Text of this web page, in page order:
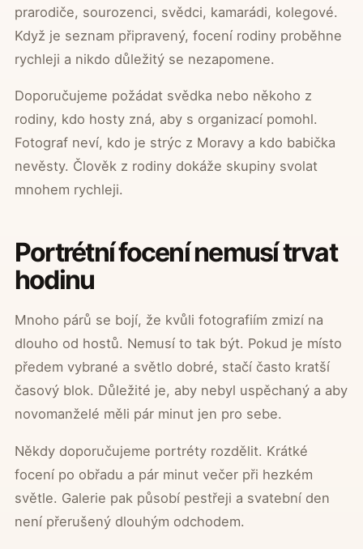
prarodiče, sourozenci, svědci, kamarádi, kolegové.
Když je seznam připravený, focení rodiny proběhne
rychleji a nikdo důležitý se nezapomene.
Doporučujeme požádat svědka nebo někoho z
rodiny, kdo hosty zná, aby s organizací pomohl.
Fotograf neví, kdo je strýc z Moravy a kdo babička
nevěsty. Člověk z rodiny dokáže skupiny svolat
mnohem rychleji.
Portrétní focení nemusí trvat
hodinu
Mnoho párů se bojí, že kvůli fotografiím zmizí na
dlouho od hostů. Nemusí to tak být. Pokud je místo
předem vybrané a světlo dobré, stačí často kratší
časový blok. Důležité je, aby nebyl uspěchaný a aby
novomanželé měli pár minut jen pro sebe.
Někdy doporučujeme portréty rozdělit. Krátké
focení po obřadu a pár minut večer při hezkém
světle. Galerie pak působí pestřeji a svatební den
není přerušený dlouhým odchodem.